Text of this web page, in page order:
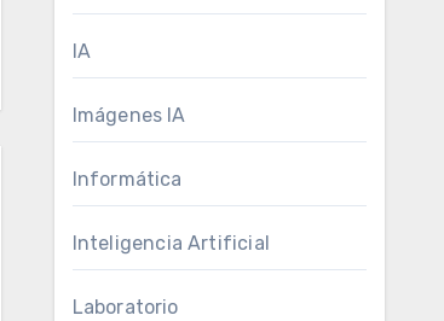
IA
Imágenes IA
Informática
Inteligencia Artificial
Laboratorio